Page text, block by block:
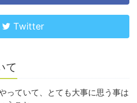
Twitter
て
っていて、とても大事に思う事は